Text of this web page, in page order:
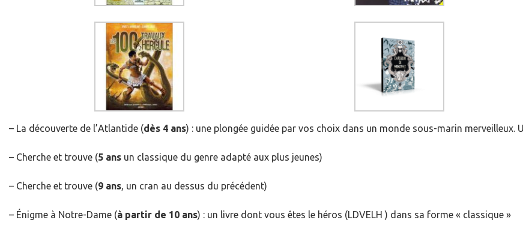
– La découverte de l’Atlantide (dès 4 ans) : une plongée guidée par vos choix dans un monde sous-marin merveilleux.
– Cherche et trouve (5 ans un classique du genre adapté aux plus jeunes)
– Cherche et trouve (9 ans, un cran au dessus du précédent)
– Énigme à Notre-Dame (à partir de 10 ans) : un livre dont vous êtes le héros (LDVELH ) dans sa forme « classique »